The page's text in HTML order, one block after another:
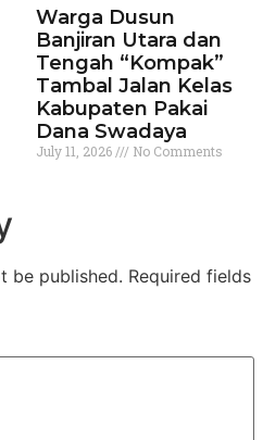
Warga Dusun
Banjiran Utara dan
Tengah “Kompak”
Tambal Jalan Kelas
Kabupaten Pakai
Dana Swadaya
July 11, 2026 No Comments
be published. Required fields